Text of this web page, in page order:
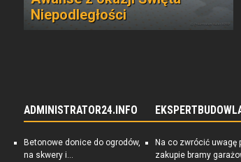
Niepodległości
ADMINISTRATOR24.INFO
Betonowe donice do ogrodów,
na skwery i...
Na co zwrócić uwagę
zakupie bramy